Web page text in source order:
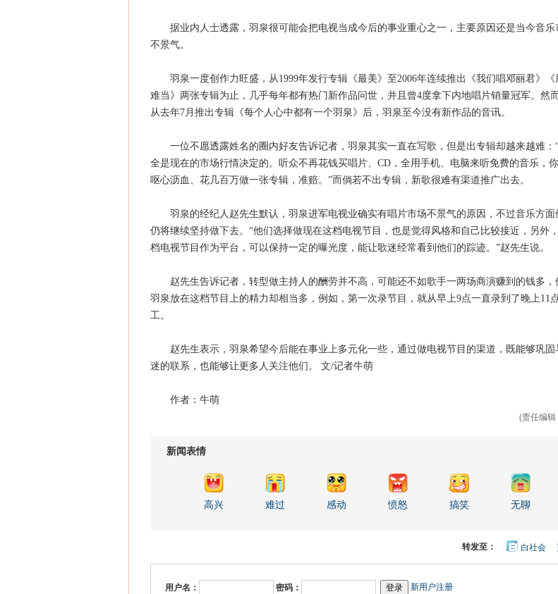
据业内人士透露，羽泉很可能会把电视当成今后的事业重心之一，主要原因还是当今音乐
不景气。
羽泉一度创作力旺盛，从1999年发行专辑《最美》至2006年连续推出《我们唱邓丽君》《
难当》两张专辑为止，几乎每年都有热门新作品问世，并且曾4度拿下内地唱片销量冠军。然
从去年7月推出专辑《每个人心中都有一个羽泉》后，羽泉至今没有新作品的音讯。
一位不愿透露姓名的圈内好友告诉记者，羽泉其实一直在写歌，但是出专辑却越来越难：
全是现在的市场行情决定的。听众不再花钱买唱片、CD，全用手机、电脑来听免费的音乐，
呕心沥血、花几百万做一张专辑，准赔。”而倘若不出专辑，新歌很难有渠道推广出去。
羽泉的经纪人赵先生默认，羽泉进军电视业确实有唱片市场不景气的原因，不过音乐方面
仍将继续坚持做下去。“他们选择做现在这档电视节目，也是觉得风格和自己比较接近，另外
档电视节目作为平台，可以保持一定的曝光度，能让歌迷经常看到他们的踪迹。”赵先生说。
赵先生告诉记者，转型做主持人的酬劳并不高，可能还不如歌手一两场商演赚到的钱多，
羽泉放在这档节目上的精力却相当多，例如，第一次录节目，就从早上9点一直录到了晚上11
工。
赵先生表示，羽泉希望今后能在事业上多元化一些，通过做电视节目的渠道，既能够巩固
迷的联系，也能够让更多人关注他们。 文/记者牛萌
作者：牛萌
(责任编辑
新闻表情
高兴 难过 感动 愤怒 搞笑 无聊
转发至： 白社会
用户名： 密码： 新用户注册